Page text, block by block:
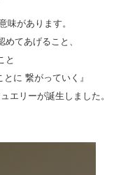
味があります。
てあげること、
と
に 繋がっていく』
エリーが誕生しました。